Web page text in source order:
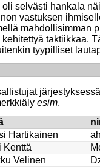
selvästi hankala
vastuksen
mahdollisimman
taktiikkaa.
tyypilliset
esim.
Hartikainen
Kenttä
Velinen